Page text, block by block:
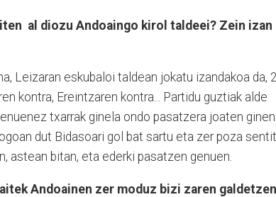
al diozu Andoaingo kirol taldeei? Zein izan
Leizaran eskubaloi taldean jokatu izandakoa da,
kontra, Ereintzaren kontra... Partidu guztiak alde
txarrak ginela ondo pasatzera joaten
dut Bidasoari gol bat sartu eta zer poza
astean bitan, eta ederki pasatzen genuen.
Andoainen zer moduz bizi zaren galdetzen